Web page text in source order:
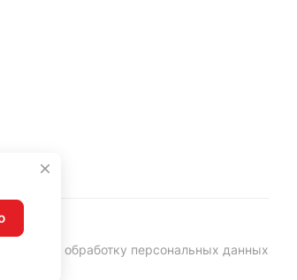
на обработку персональных данных